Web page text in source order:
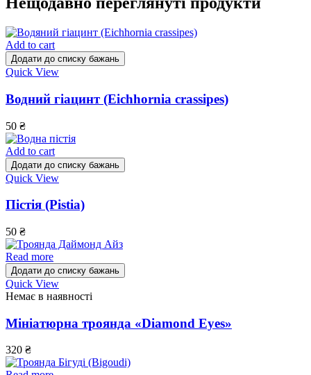
Add to cart
Додати до списку бажань
Quick View
Водний гіацинт (Eichhornia crassipes)
50 ₴
Add to cart
Додати до списку бажань
Quick View
Пістія (Pistia)
50 ₴
Read more
Додати до списку бажань
Quick View
Немає в наявності
Мініатюрна троянда «Diamond Eyes»
320 ₴